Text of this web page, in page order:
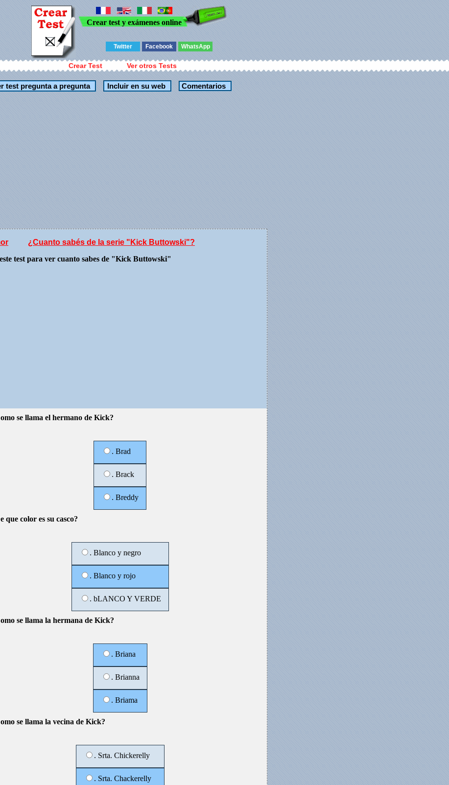
Crear test y exámenes online
Twitter Facebook WhatsApp
Crear Test Ver otros Tests
Comentarios
¿Cuanto sabés de la serie "Kick Buttowski"?
test para ver cuanto sabes de "Kick Buttowski"
se llama el hermano de Kick?
. Brad
. Brack
. Breddy
que color es su casco?
. Blanco y negro
. Blanco y rojo
. bLANCO Y VERDE
se llama la hermana de Kick?
. Briana
. Brianna
. Briama
se llama la vecina de Kick?
. Srta. Chickerelly
. Srta. Chackerelly